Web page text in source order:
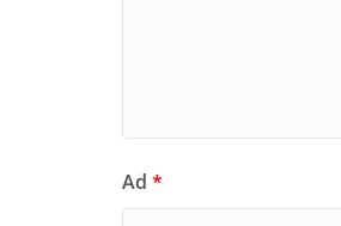
Ad *